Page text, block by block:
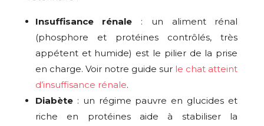
Insuffisance rénale : un aliment rénal
(phosphore et protéines contrôlés, très
appétent et humide) est le pilier de la prise
en charge. Voir notre guide sur le chat atteint
d’insuffisance rénale.
Diabète: un régime pauvre en glucides et
riche en protéines aide à stabiliser la